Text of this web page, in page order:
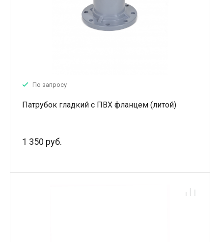
По запросу
Патрубок гладкий с ПВХ фланцем (литой)
1 350 руб.